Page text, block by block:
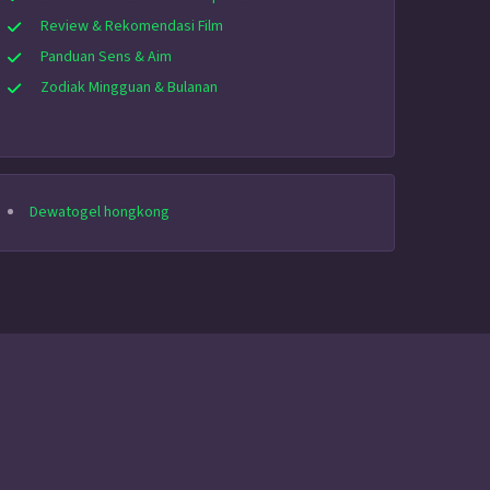
Review & Rekomendasi Film
Panduan Sens & Aim
Zodiak Mingguan & Bulanan
Dewatogel hongkong